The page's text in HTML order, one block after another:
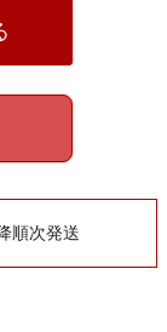
順次発送